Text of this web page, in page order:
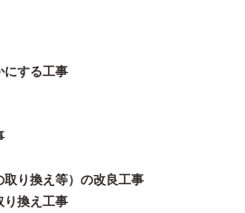
にする工事
り換え等）の改良工事
り換え工事